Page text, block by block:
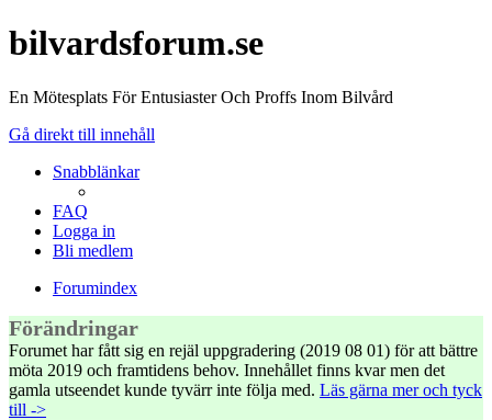
bilvardsforum.se
En Mötesplats För Entusiaster Och Proffs Inom Bilvård
Gå direkt till innehåll
Snabblänkar
FAQ
Logga in
Bli medlem
Forumindex
Förändringar
Forumet har fått sig en rejäl uppgradering (2019 08 01) för att bättre
möta 2019 och framtidens behov. Innehållet finns kvar men det
gamla utseendet kunde tyvärr inte följa med. Läs gärna mer och tyck
till ->